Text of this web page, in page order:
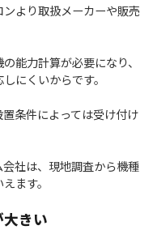
より取扱メーカーや販売
能力計算が必要になり、
にくいからです。
条件によっては受け付け
社は、現地調査から機種
ます。
きい